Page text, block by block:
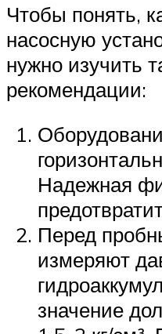
Чтобы понять,
насосную
нужно изучить
рекомендации:
Надежная
Перед
измеряют
значение